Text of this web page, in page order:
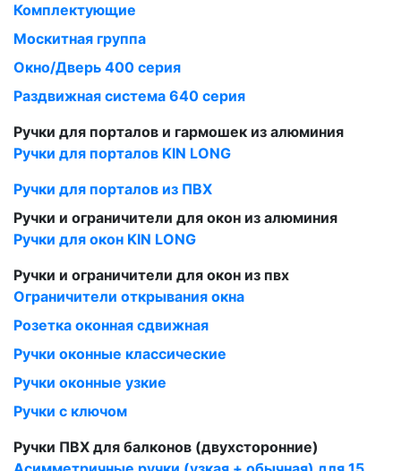
Комплектующие
Москитная группа
Окно/Дверь 400 серия
Раздвижная система 640 серия
Ручки для порталов и гармошек из алюминия
Ручки для порталов KIN LONG
Ручки для порталов из ПВХ
Ручки и ограничители для окон из алюминия
Ручки для окон KIN LONG
Ручки и ограничители для окон из пвх
Ограничители открывания окна
Розетка оконная сдвижная
Ручки оконные классические
Ручки оконные узкие
Ручки с ключом
Ручки ПВХ для балконов (двухсторонние)